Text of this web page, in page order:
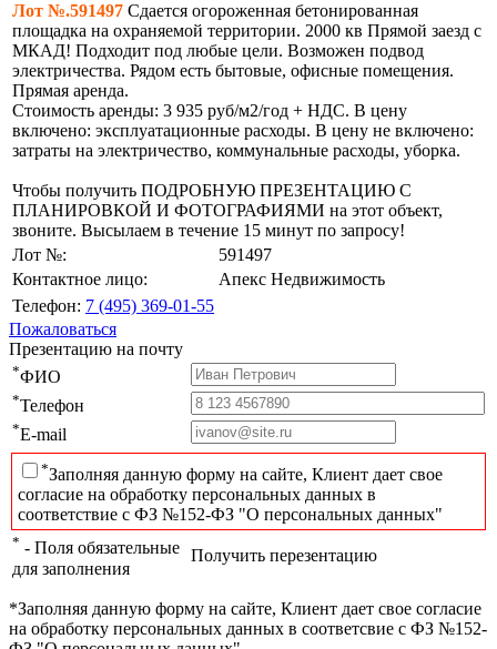
Лот №.591497 Сдается огороженная бетонированная
площадка на охраняемой территории. 2000 кв Прямой заезд с
МКАД! Подходит под любые цели. Возможен подвод
электричества. Рядом есть бытовые, офисные помещения.
Прямая аренда.
Стоимость аренды: 3 935 руб/м2/год + НДС. В цену
включено: эксплуатационные расходы. В цену не включено:
затраты на электричество, коммунальные расходы, уборка.
Чтобы получить ПОДРОБНУЮ ПРЕЗЕНТАЦИЮ С
ПЛАНИРОВКОЙ И ФОТОГРАФИЯМИ на этот объект,
звоните. Высылаем в течение 15 минут по запросу!
Лот №:
591497
Контактное лицо:
Апекс Недвижимость
Телефон: 7 (495) 369-01-55
Пожаловаться
Презентацию на почту
*ФИО
*Телефон
*E-mail
*Заполняя данную форму на сайте, Клиент дает свое
согласие на обработку персональных данных в
соответствие с ФЗ №152-ФЗ "О персональных данных"
* - Поля обязательные
для заполнения
Получить перезентацию
*Заполняя данную форму на сайте, Клиент дает свое согласие
на обработку персональных данных в соответсвие с ФЗ №152-